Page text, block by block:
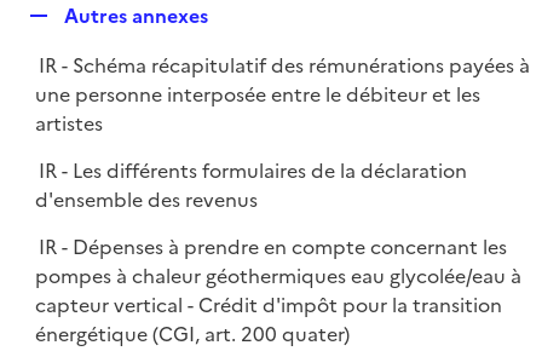
e
r
p
l
i
e
r
p
l
i
e
Autres annexes
IR - Schéma récapitulatif des rémunérations payées à
une personne interposée entre le débiteur et les
artistes
IR - Les différents formulaires de la déclaration
d'ensemble des revenus
IR - Dépenses à prendre en compte concernant les
pompes à chaleur géothermiques eau glycolée/eau à
capteur vertical - Crédit d'impôt pour la transition
énergétique (CGI, art. 200 quater)